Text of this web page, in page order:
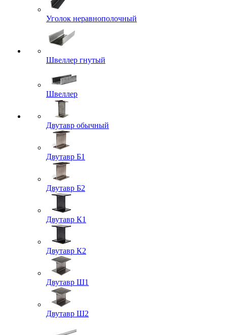
Уголок неравнополочный
Швеллер гнутый
Швеллер
Двутавр обычный
Двутавр Б1
Двутавр Б2
Двутавр К1
Двутавр К2
Двутавр Ш1
Двутавр Ш2